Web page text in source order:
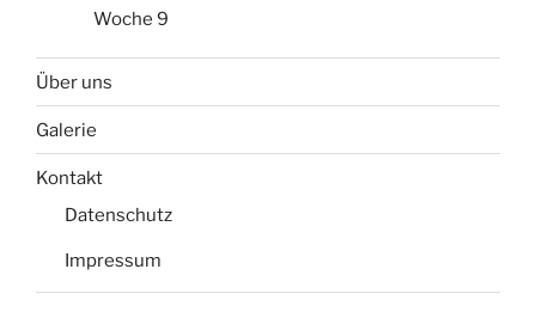
Woche 9
Über uns
Galerie
Kontakt
Datenschutz
Impressum